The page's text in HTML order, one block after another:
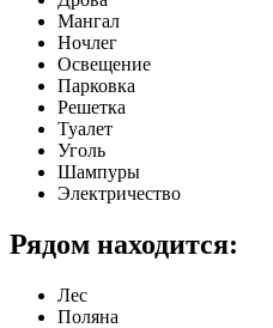
Мангал
Ночлег
Освещение
Парковка
Решетка
Туалет
Уголь
Шампуры
Электричество
Рядом находится:
Лес
Поляна